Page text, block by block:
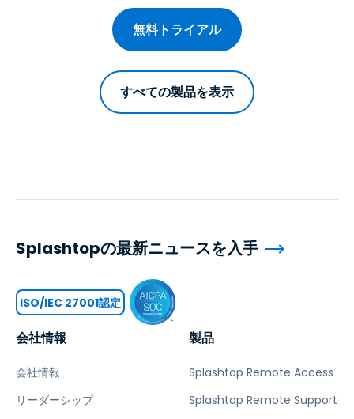
無料トライアル
すべての製品を表示
会社情報
会社情報
リーダーシップ
製品
Splashtop Remote Access
Splashtop Remote Support
Splashtopの最新ニュースを入手
ISO/IEC 27001認定